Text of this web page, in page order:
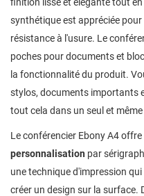
synthétique est appréciée
résistance à l'usure. Le
poches pour documents et
la fonctionnalité du produit.
stylos, documents importants
tout cela dans un seul et
Le conférencier Ebony A4
personnalisation par
une technique d'impression
créer un design sur la surface.